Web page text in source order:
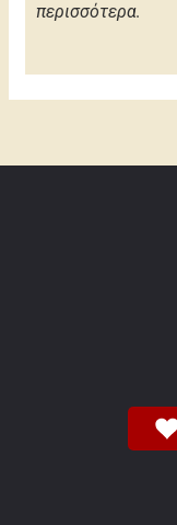
περισσότερα.